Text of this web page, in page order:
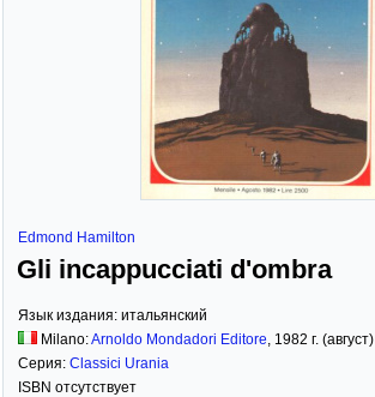
Edmond Hamilton
Gli incappucciati d'ombra
Язык издания: итальянский
Milano:Arnoldo Mondadori Editore, 1982 г. (август)
Серия: Classici Urania
ISBN отсутствует